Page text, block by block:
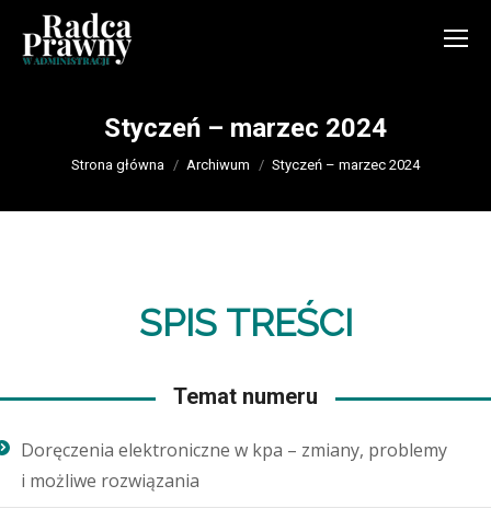
Styczeń – marzec 2024
Jesteś tutaj:
Strona główna Archiwum Styczeń – marzec 2024
SPIS TREŚCI
Temat numeru
Doręczenia elektroniczne w kpa – zmiany, problemy
i możliwe rozwiązania